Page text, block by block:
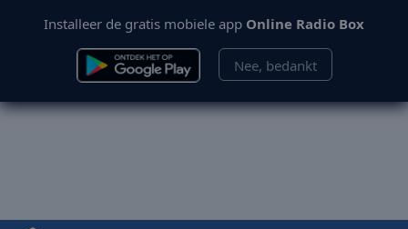
Installeer de gratis mobiele app Online Radio Box
Nee, bedankt